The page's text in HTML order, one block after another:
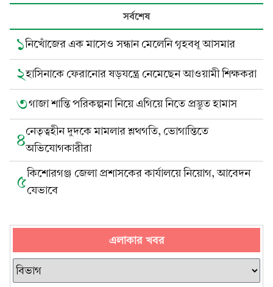
সর্বশেষ
১নিখোঁজের এক মাসেও সন্ধান মেলেনি গৃহবধূ আসমার
২হাসিনাকে ফেরানোর ষড়যন্ত্রে নেমেছেন আওয়ামী শিক্ষকরা
৩গাজা শান্তি পরিকল্পনা নিয়ে এগিয়ে নিতে প্রস্তুত হামাস
৪নেতৃত্বহীন দুদকে মামলার শ্লথগতি, ভোগান্তিতে
অভিযোগকারীরা
৫কিশোরগঞ্জ জেলা প্রশাসকের কার্যালয়ে নিয়োগ, আবেদন
যেভাবে
এলাকার খবর